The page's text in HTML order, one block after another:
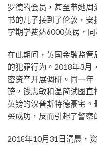
罗德的会员，甚至带她
书的儿子接到了伦敦，
学期学费达6000英镑，
在此期间，英国金融监管
的犯罪行为。2018年3月
密资产开展调研。同一
镑，钱志敏和温简试图直
英镑的汉普斯特德豪宅
买成功，反而引起了警察
2018年10月31日清晨，